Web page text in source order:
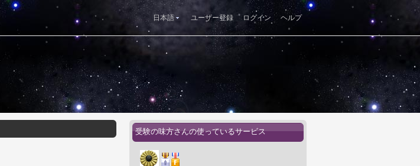
日本語 ユーザー登録 ログイン ヘルプ
受験の味方さんの使っているサービス